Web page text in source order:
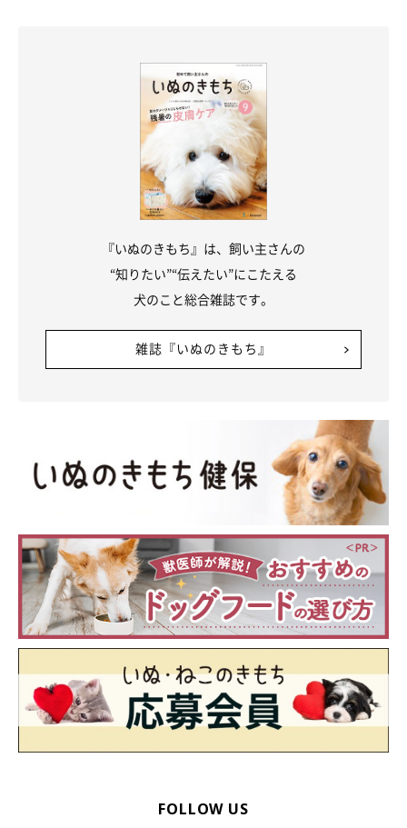
『いぬのきもち』は、飼い主さんの
“知りたい”“伝えたい”にこたえる
犬のこと総合雑誌です。
雑誌『いぬのきもち』
FOLLOW US